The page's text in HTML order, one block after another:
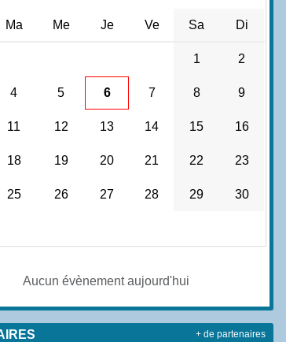
Ma Me Je Ve Sa Di
1 2
4 5 6 7 8 9
11 12 13 14 15 16
18 19 20 21 22 23
25 26 27 28 29 30
Aucun évènement aujourd'hui
+ de partenaires